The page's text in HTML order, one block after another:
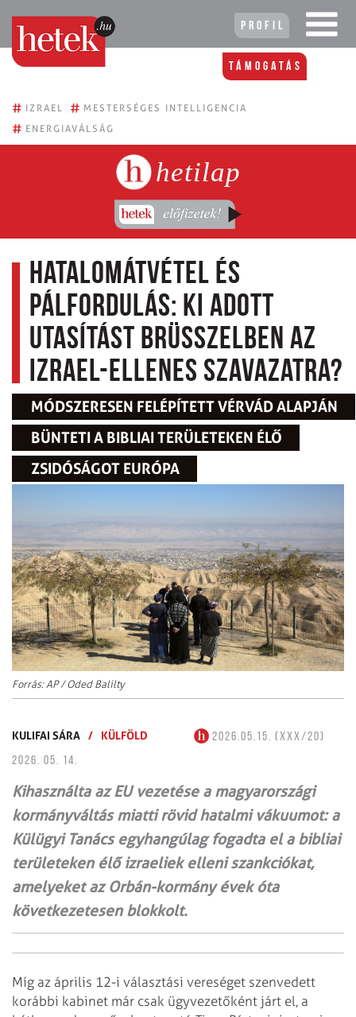
Profil
Támogatás
# IZRAEL # MESTERSÉGES INTELLIGENCIA
# ENERGIAVÁLSÁG
hetilap
Hatalomátvétel és
pálfordulás: Ki adott
utasítást Brüsszelben az
Izrael-ellenes szavazatra?
MÓDSZERESEN FELÉPÍTETT VÉRVÁD ALAPJÁN
BÜNTETI A BIBLIAI TERÜLETEKEN ÉLŐ
ZSIDÓSÁGOT EURÓPA
Forrás: AP / Oded Balilty
KULIFAI SÁRA / KÜLFÖLD
2026.05.15. (XXX/20)
2026. 05. 14.
Kihasználta az EU vezetése a magyarországi
kormányváltás miatti rövid hatalmi vákuumot: a
Külügyi Tanács egyhangúlag fogadta el a bibliai
területeken élő izraeliek elleni szankciókat,
amelyeket az Orbán-kormány évek óta
következetesen blokkolt.
Míg az április 12-i választási vereséget szenvedett
korábbi kabinet már csak ügyvezetőként járt el, a